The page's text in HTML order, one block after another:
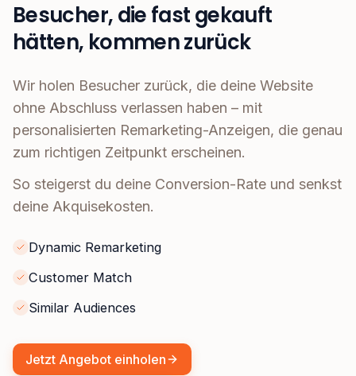
Besucher, die fast gekauft
hätten, kommen zurück
Wir holen Besucher zurück, die deine Website
ohne Abschluss verlassen haben – mit
personalisierten Remarketing-Anzeigen, die genau
zum richtigen Zeitpunkt erscheinen.
So steigerst du deine Conversion-Rate und senkst
deine Akquisekosten.
Dynamic Remarketing
Customer Match
Similar Audiences
Jetzt Angebot einholen